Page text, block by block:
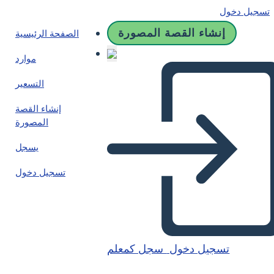
تسجيل دخول
الصفحة الرئيسية
موارد
التسعير
إنشاء القصة
المصورة
يسجل
تسجيل دخول
إنشاء القصة المصورة
تسجيل دخول سجل كمعلم